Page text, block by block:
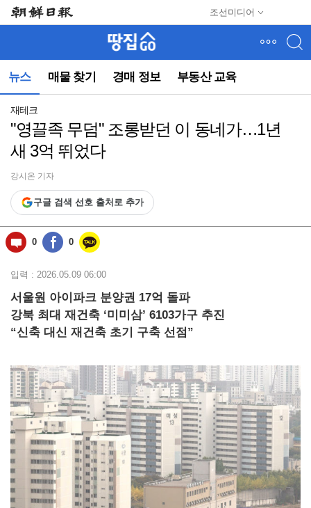
조선미디어
뉴스 매물 찾기 경매 정보 부동산 교육
뉴
(컨
동)
재테크
"영끌족 무덤" 조롱받던 이 동네가…1년
새 3억 뛰었다
강시온 기자
구글 검색 선호 출처로 추가
0 0
입력 : 2026.05.09 06:00
서울원 아이파크 분양권 17억 돌파
강북 최대 재건축 ‘미미삼’ 6103가구 추진
“신축 대신 재건축 초기 구축 선점”